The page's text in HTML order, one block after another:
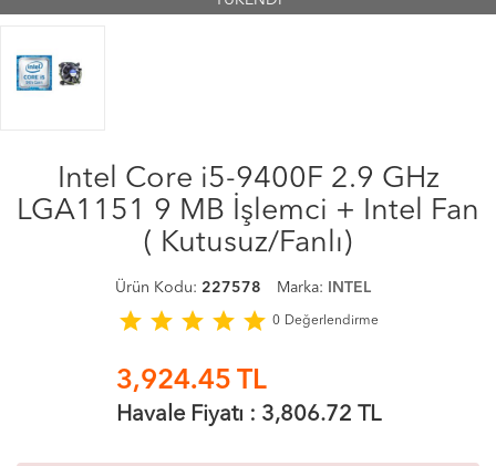
Intel Core i5-9400F 2.9 GHz
LGA1151 9 MB İşlemci + Intel Fan
( Kutusuz/Fanlı)
Ürün Kodu: 227578 Marka: INTEL
star star star star star 0 Değerlendirme
3,924.45 TL
Havale Fiyatı : 3,806.72 TL